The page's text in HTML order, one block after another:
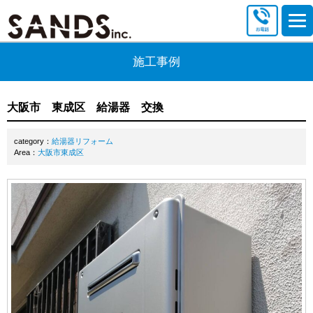
施工事例
大阪市 東成区 給湯器 交換
category： 給湯器リフォーム
Area： 大阪市東成区